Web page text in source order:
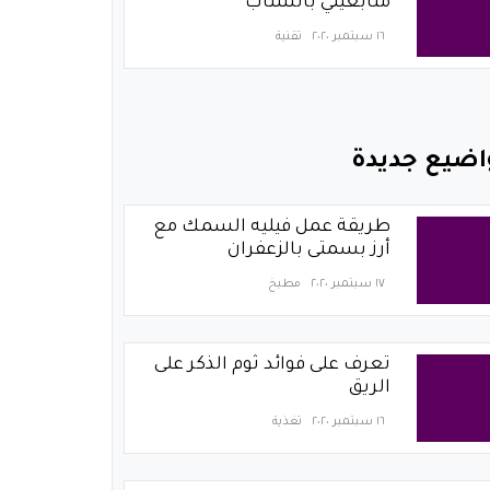
١٦ سبتمبر ٢٠٢٠ تقنية
جديدة
طريقة عمل فيليه السمك مع
أرز بسمتى بالزعفران
١٧ سبتمبر ٢٠٢٠ مطبخ
تعرف على فوائد ثوم الذكر على
الريق
١٦ سبتمبر ٢٠٢٠ تغذية